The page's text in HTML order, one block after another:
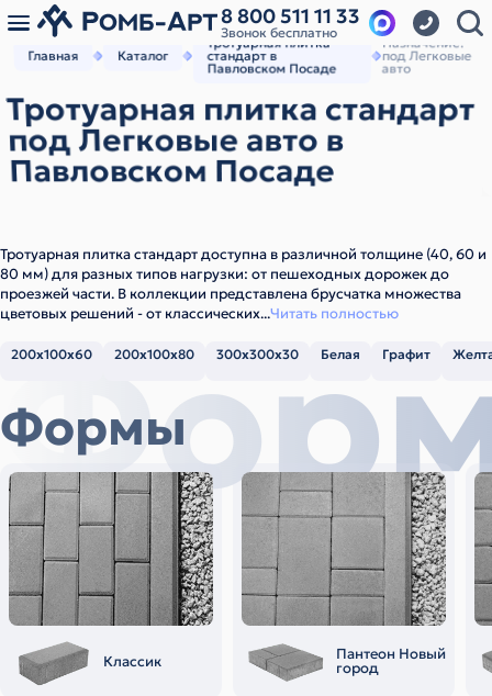
8 800 511 11 33
Звонок бесплатно
Главная Каталог
Тротуарная плитка
стандарт в
Павловском Посаде
Назначение:
под Легковые
авто
Тротуарная плитка стандарт
под Легковые авто в
Павловском Посаде
Тротуарная плитка стандарт доступна в различной толщине (40, 60 и
80 мм) для разных типов нагрузки: от пешеходных дорожек до
проезжей части. В коллекции представлена брусчатка множества
цветовых решений - от классических...Читать полностью
200х100х60 200х100х80 300х300х30 Белая Графит
Формы
Классик Пантеон Новый
город